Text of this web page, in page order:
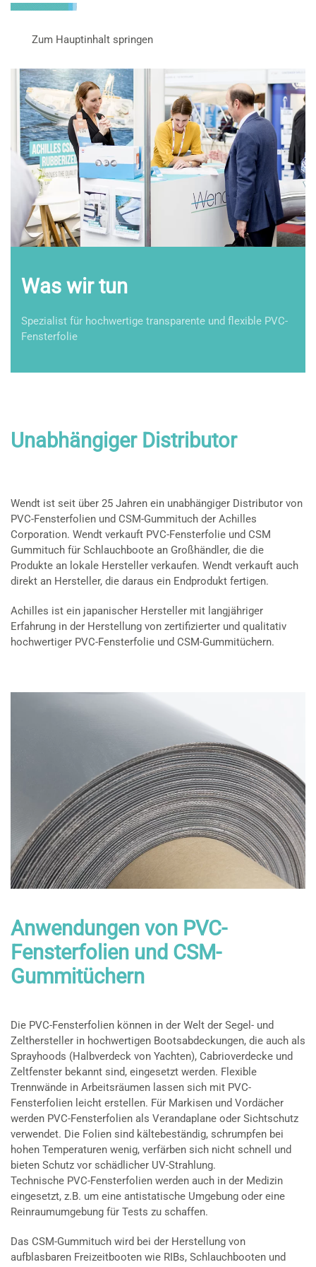
Zum Hauptinhalt springen
Was wir tun
Spezialist für hochwertige transparente und flexible PVC-
Fensterfolie
Unabhängiger Distributor
Wendt ist seit über 25 Jahren ein unabhängiger Distributor von
PVC-Fensterfolien und CSM-Gummituch der Achilles
Corporation. Wendt verkauft PVC-Fensterfolie und CSM
Gummituch für Schlauchboote an Großhändler, die die
Produkte an lokale Hersteller verkaufen. Wendt verkauft auch
direkt an Hersteller, die daraus ein Endprodukt fertigen.
Achilles ist ein japanischer Hersteller mit langjähriger
Erfahrung in der Herstellung von zertifizierter und qualitativ
hochwertiger PVC-Fensterfolie und CSM-Gummitüchern.
Anwendungen von PVC-
Fensterfolien und CSM-
Gummitüchern
Die PVC-Fensterfolien können in der Welt der Segel- und
Zelthersteller in hochwertigen Bootsabdeckungen, die auch als
Sprayhoods (Halbverdeck von Yachten), Cabrioverdecke und
Zeltfenster bekannt sind, eingesetzt werden. Flexible
Trennwände in Arbeitsräumen lassen sich mit PVC-
Fensterfolien leicht erstellen. Für Markisen und Vordächer
werden PVC-Fensterfolien als Verandaplane oder Sichtschutz
verwendet. Die Folien sind kältebeständig, schrumpfen bei
hohen Temperaturen wenig, verfärben sich nicht schnell und
bieten Schutz vor schädlicher UV-Strahlung.
Technische PVC-Fensterfolien werden auch in der Medizin
eingesetzt, z.B. um eine antistatische Umgebung oder eine
Reinraumumgebung für Tests zu schaffen.
Das CSM-Gummituch wird bei der Herstellung von
aufblasbaren Freizeitbooten wie RIBs, Schlauchbooten und